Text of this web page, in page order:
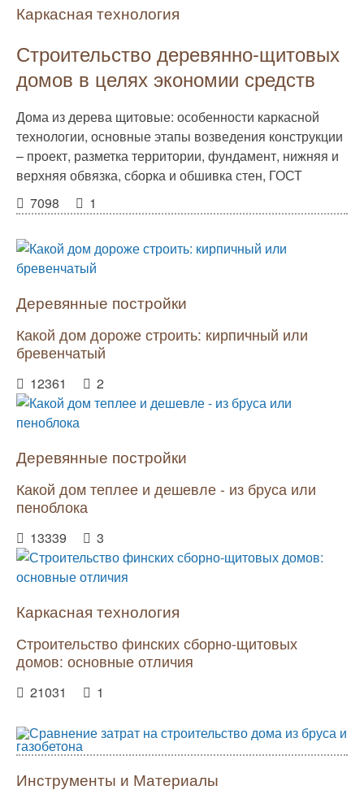
Каркасная технология
Строительство деревянно-щитовых
домов в целях экономии средств
Дома из дерева щитовые: особенности каркасной
технологии, основные этапы возведения конструкции
– проект, разметка территории, фундамент, нижняя и
верхняя обвязка, сборка и обшивка стен, ГОСТ
7098
1
Деревянные постройки
Какой дом дороже строить: кирпичный или
бревенчатый
12361 2
Деревянные постройки
Какой дом теплее и дешевле - из бруса или
пеноблока
13339 3
Каркасная технология
Строительство финских сборно-щитовых
домов: основные отличия
21031 1
Инструменты и Материалы